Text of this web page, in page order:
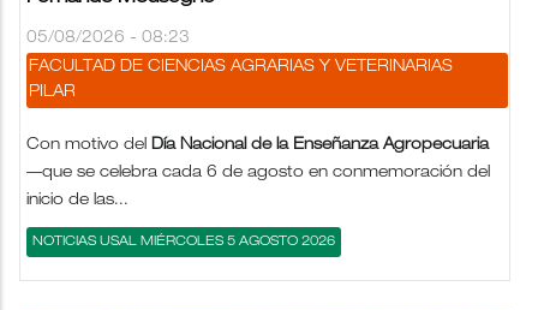
05/08/2026 - 08:23
FACULTAD DE CIENCIAS AGRARIAS Y VETERINARIAS
PILAR
Con motivo del Día Nacional de la Enseñanza Agropecuaria
—que se celebra cada 6 de agosto en conmemoración del
inicio de las...
NOTICIAS USAL MIÉRCOLES 5 AGOSTO 2026